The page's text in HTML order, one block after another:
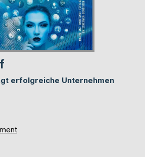
erfolgreiche Unternehmen